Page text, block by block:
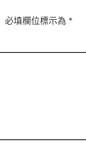
必填欄位標示為 *